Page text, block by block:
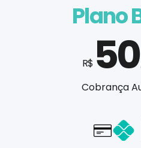
Plano
R$ 50
Cobrança
Cartão -